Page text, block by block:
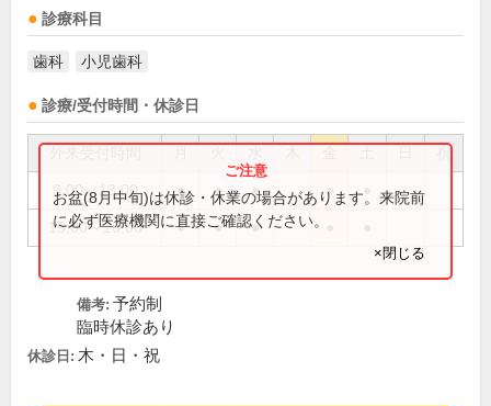
診療科目
歯科 小児歯科
診療/受付時間・休診日
祝
9:00～13:00 ● ● ● ●
15:00～18:00 ● ● ●
お盆(8月中旬)は休診・休業の場合があります。来院前
に必ず医療機関に直接ご確認ください。
×閉じる
備考: 予約制
臨時休診あり
休診日: 木・日・祝